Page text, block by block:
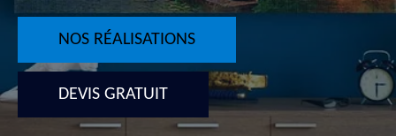
NOS RÉALISATIONS
DEVIS GRATUIT